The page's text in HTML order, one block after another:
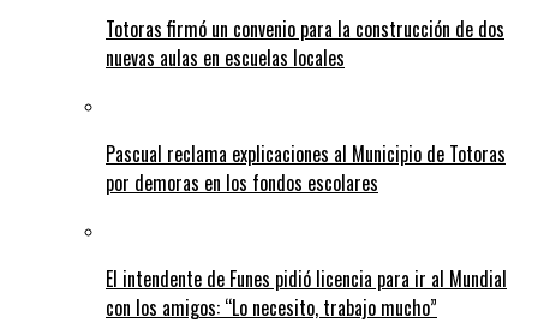
Totoras firmó un convenio para la construcción de dos
nuevas aulas en escuelas locales
Pascual reclama explicaciones al Municipio de Totoras
por demoras en los fondos escolares
El intendente de Funes pidió licencia para ir al Mundial
con los amigos: “Lo necesito, trabajo mucho”